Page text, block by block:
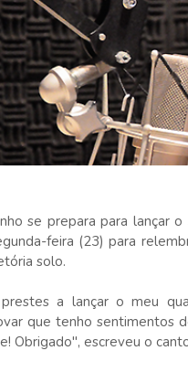
se prepara para lançar o
feira (23) para
solo.
a lançar o meu
que tenho sentimentos
Obrigado", escreveu o